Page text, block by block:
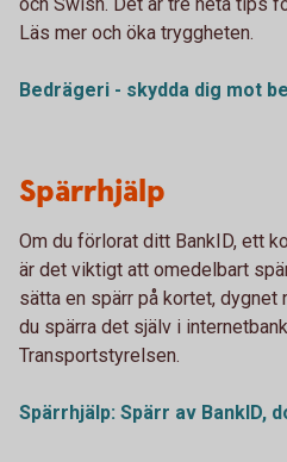
Läs mer och öka tryggheten.
Bedrägeri - skydda dig mot
Spärrhjälp
Om du förlorat ditt BankID, ett
är det viktigt att omedelbart
sätta en spärr på kortet, dygnet
du spärra det själv i
Transportstyrelsen.
Spärrhjälp: Spärr av BankID,